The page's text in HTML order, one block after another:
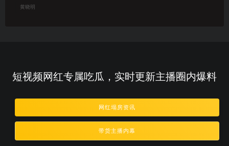
黄晓明
短视频网红专属吃瓜，实时更新主播圈内爆料
网红塌房资讯
带货主播内幕